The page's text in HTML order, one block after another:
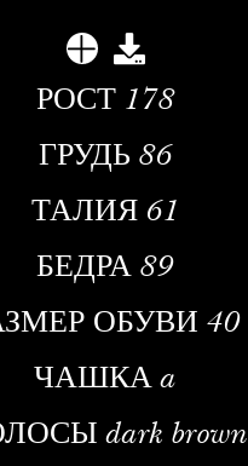
РОСТ 178
ГРУДЬ 86
ТАЛИЯ 61
БЕДРА 89
ОБУВИ 40
ЧАШКА a
dark brown